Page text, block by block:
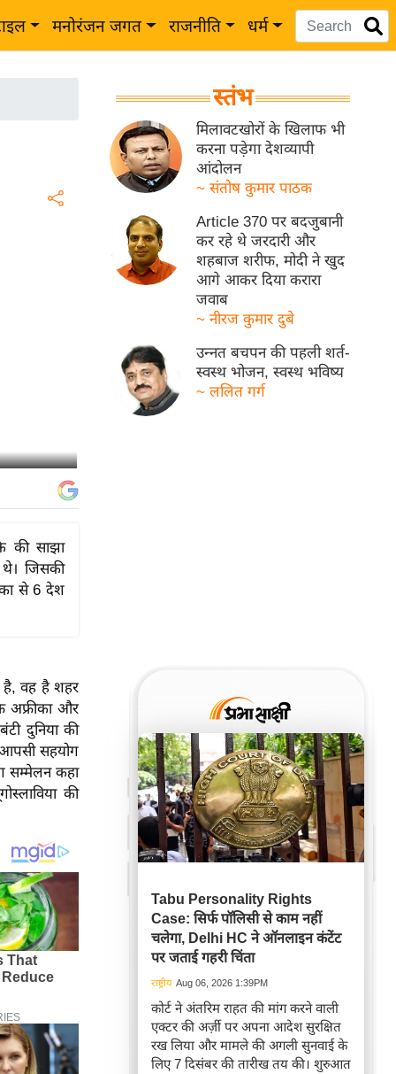
मनोरंजन जगत राजनीति धर्म
की साझा
थे। जिसकी
से 6 देश
है, वह है शहर
अफ्रीका और
दुनिया की
सहयोग
सम्मेलन कहा
की
स्तंभ
मिलावटखोरों के खिलाफ भी
करना पड़ेगा देशव्यापी
आंदोलन
~ संतोष कुमार पाठक
Article 370 पर बदजुबानी
कर रहे थे जरदारी और
शहबाज शरीफ, मोदी ने खुद
आगे आकर दिया करारा
जवाब
~ नीरज कुमार दुबे
उन्नत बचपन की पहली शर्त-
स्वस्थ भोजन, स्वस्थ भविष्य
~ ललित गर्ग
Tabu Personality Rights
Case: सिर्फ पॉलिसी से काम नहीं
चलेगा, Delhi HC ने ऑनलाइन कंटेंट
पर जताई गहरी चिंता
राष्ट्रीय Aug 06, 2026 1:39PM
कोर्ट ने अंतरिम राहत की मांग करने वाली
एक्टर की अर्ज़ी पर अपना आदेश सुरक्षित
रख लिया और मामले की अगली सुनवाई के
लिए 7 दिसंबर की तारीख तय की। शुरुआत